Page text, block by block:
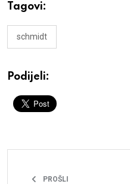
Tagovi:
schmidt
Podijeli:
PROŠLI